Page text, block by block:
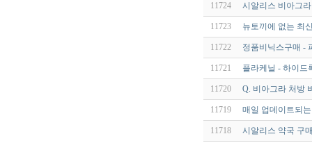
11724 시알리스 비아그
11723 뉴토끼에 없는 최
11722 정품비닉스구매 -
11721 플라케닐 - 하이드
11720 Q. 비아그라 처방
11719 매일 업데이트되
11718 시알리스 약국 구